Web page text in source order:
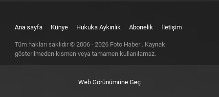
Ana sayfa Künye Hukuka Aykırılık Abonelik İletişim
Tüm hakları saklıdır © 2006 - 2026 Foto Haber . Kaynak
gösterilmeden kısmen veya tamamen kullanılamaz.
Web Görünümüne Geç